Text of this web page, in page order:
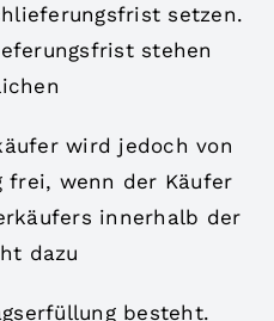
setzen.
stehen
wird jedoch von
wenn der Käufer
innerhalb der
dazu
besteht.